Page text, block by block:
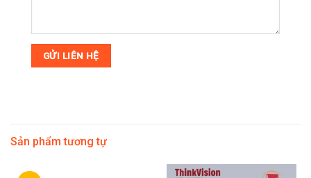
Sản phẩm tương tự